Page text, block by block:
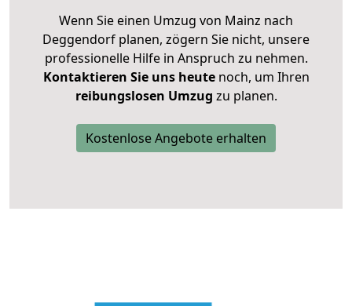
Wenn Sie einen Umzug von Mainz nach
Deggendorf planen, zögern Sie nicht, unsere
professionelle Hilfe in Anspruch zu nehmen.
Kontaktieren Sie uns heutenoch, um Ihren
reibungslosen Umzug zu planen.
Kostenlose Angebote erhalten